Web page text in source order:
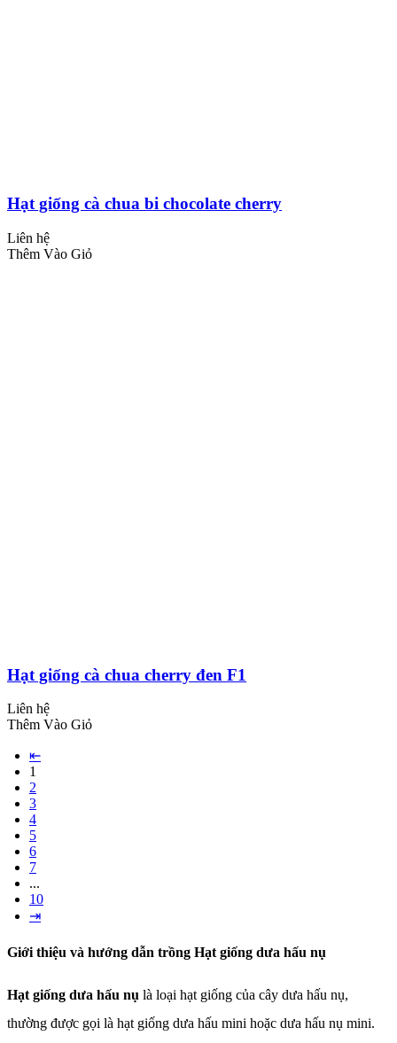
Hạt giống cà chua bi chocolate cherry
Liên hệ
Thêm Vào Giỏ
Hạt giống cà chua cherry đen F1
Liên hệ
Thêm Vào Giỏ
⇤
1
2
3
4
5
6
7
...
10
⇥
Giới thiệu và hướng dẫn trồng Hạt giống dưa hấu nụ
Hạt giống dưa hấu nụ là loại hạt giống của cây dưa hấu nụ,
thường được gọi là hạt giống dưa hấu mini hoặc dưa hấu nụ mini.